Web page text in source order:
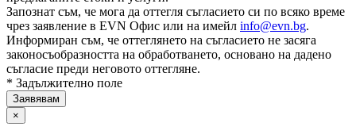
Запознат съм, че мога да оттегля съгласието си по всяко време
чрез заявление в EVN Офис или на имейл info@evn.bg.
Информиран съм, че оттеглянето на съгласието не засяга
законосъобразността на обработването, основано на дадено
съгласие преди неговото оттегляне.
* Задължително поле
×